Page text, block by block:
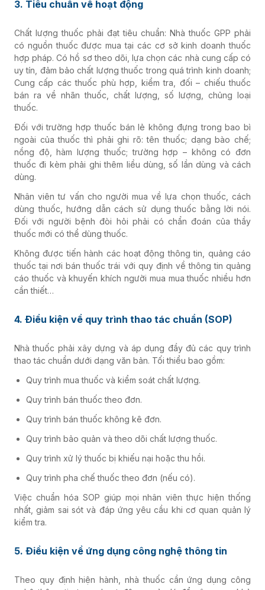
3. Tiêu chuẩn về hoạt động
Chất lượng thuốc phải đạt tiêu chuẩn: Nhà thuốc GPP phải
có nguồn thuốc được mua tại các cơ sở kinh doanh thuốc
hợp pháp. Có hồ sơ theo dõi, lựa chọn các nhà cung cấp có
uy tín, đảm bảo chất lượng thuốc trong quá trình kinh doanh;
Cung cấp các thuốc phù hợp, kiểm tra, đối – chiếu thuốc
bán ra về nhãn thuốc, chất lượng, số lượng, chủng loại
thuốc.
Đối với trường hợp thuốc bán lẻ không đựng trong bao bì
ngoài của thuốc thì phải ghi rõ: tên thuốc; dạng bào chế;
nồng độ, hàm lượng thuốc; trường hợp – không có đơn
thuốc đi kèm phải ghi thêm liều dùng, số lần dùng và cách
dùng.
Nhân viên tư vấn cho người mua về lựa chọn thuốc, cách
dùng thuốc, hướng dẫn cách sử dụng thuốc bằng lời nói.
Đối với người bệnh đòi hỏi phải có chẩn đoán của thầy
thuốc mới có thể dùng thuốc.
Không được tiến hành các hoạt động thông tin, quảng cáo
thuốc tại nơi bán thuốc trái với quy định về thông tin quảng
cáo thuốc và khuyến khích người mua mua thuốc nhiều hơn
cần thiết…
4. Điều kiện về quy trình thao tác chuẩn (SOP)
Nhà thuốc phải xây dựng và áp dụng đầy đủ các quy trình
thao tác chuẩn dưới dạng văn bản. Tối thiểu bao gồm:
Quy trình mua thuốc và kiểm soát chất lượng.
Quy trình bán thuốc theo đơn.
Quy trình bán thuốc không kê đơn.
Quy trình bảo quản và theo dõi chất lượng thuốc.
Quy trình xử lý thuốc bị khiếu nại hoặc thu hồi.
Quy trình pha chế thuốc theo đơn (nếu có).
Việc chuẩn hóa SOP giúp mọi nhân viên thực hiện thống
nhất, giảm sai sót và đáp ứng yêu cầu khi cơ quan quản lý
kiểm tra.
5. Điều kiện về ứng dụng công nghệ thông tin
Theo quy định hiện hành, nhà thuốc cần ứng dụng công